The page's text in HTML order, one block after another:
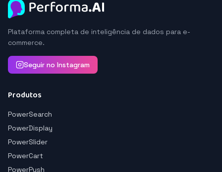
Plataforma completa de inteligência de dados para e-
commerce.
Seguir no Instagram
Produtos
PowerSearch
PowerDisplay
PowerSlider
PowerCart
PowerPush